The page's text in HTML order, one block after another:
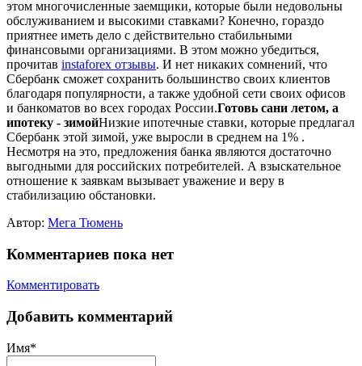
этом многочисленные заемщики, которые были недовольны
обслуживанием и высокими ставками? Конечно, гораздо
приятнее иметь дело с действительно стабильными
финансовыми организациями. В этом можно убедиться,
прочитав instaforex отзывы. И нет никаких сомнений, что
Сбербанк сможет сохранить большинство своих клиентов
благодаря популярности, а также удобной сети своих офисов
и банкоматов во всех городах России.Готовь сани летом, а
ипотеку - зимойНизкие ипотечные ставки, которые предлагал
Сбербанк этой зимой, уже выросли в среднем на 1% .
Несмотря на это, предложения банка являются достаточно
выгодными для российских потребителей. А взыскательное
отношение к заявкам вызывает уважение и веру в
стабилизацию обстановки.
Автор: Мега Тюмень
Комментариев пока нет
Комментировать
Добавить комментарий
Имя*